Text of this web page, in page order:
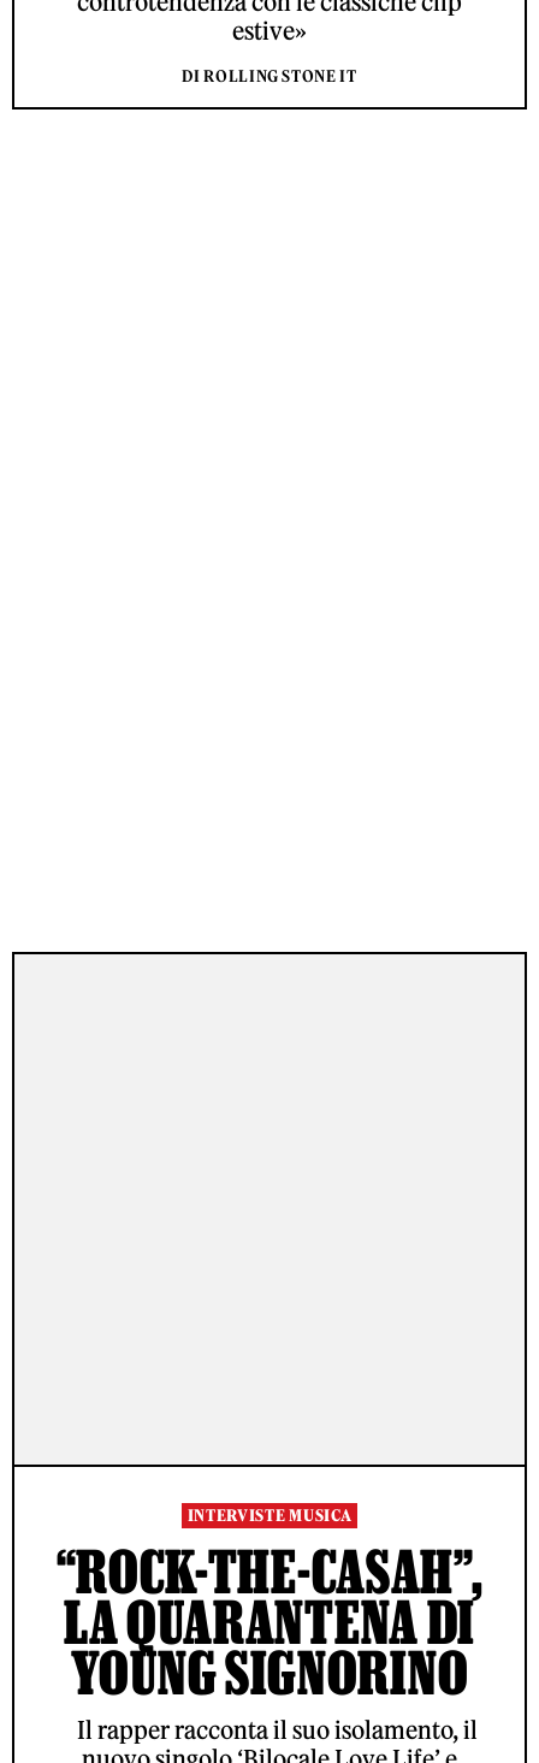
estive»
DI ROLLING STONE IT
INTERVISTE MUSICA
“ROCK-THE-CASAH”,
LA QUARANTENA DI
YOUNG SIGNORINO
Il rapper racconta il suo isolamento, il